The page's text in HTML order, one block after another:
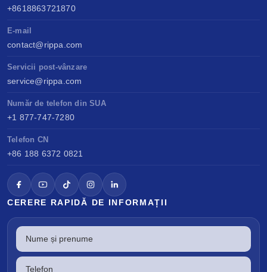
+8618863721870
E-mail
contact@rippa.com
Servicii post-vânzare
service@rippa.com
Număr de telefon din SUA
+1 877-747-7280
Telefon CN
+86 188 6372 0821
CERERE RAPIDĂ DE INFORMAȚII